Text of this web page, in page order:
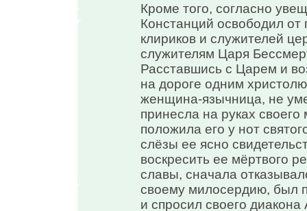
Кроме того, согласно
Констанций освободил от
клириков и служителей
служителям Царя
Расставшись с Царем и
на дороге одним
женщина-язычница, не
принесла на руках
положила его у нот
слёзы ее ясно
воскресить ее мёртвого
славы, сначала
своему милосердию, был
и спросил своего